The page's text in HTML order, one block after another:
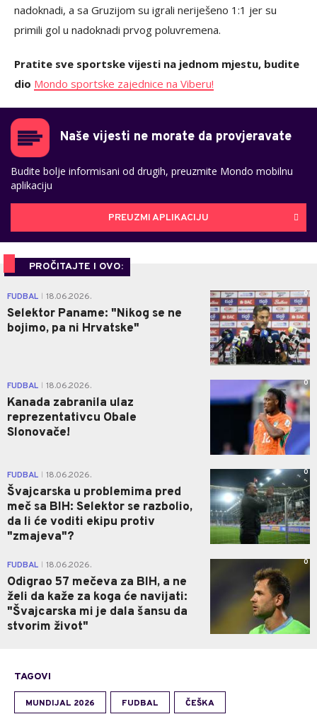
nadoknadi, a sa Gruzijom su igrali neriješeno 1:1 jer su
primili gol u nadoknadi prvog poluvremena.
Pratite sve sportske vijesti na jednom mjestu, budite
dio Mondo sportske zajednice na Viberu!
Naše vijesti ne morate da provjeravate
Budite bolje informisani od drugih, preuzmite Mondo mobilnu
aplikaciju
PREUZMI APLIKACIJU
PROČITAJTE I OVO:
FUDBAL 18.06.2026.
Selektor Paname: "Nikog se ne
bojimo, pa ni Hrvatske"
0
FUDBAL 18.06.2026.
Kanada zabranila ulaz
reprezentativcu Obale
Slonovače!
0
FUDBAL 18.06.2026.
Švajcarska u problemima pred
meč sa BIH: Selektor se razbolio,
da li će voditi ekipu protiv
"zmajeva"?
0
FUDBAL 18.06.2026.
Odigrao 57 mečeva za BIH, a ne
želi da kaže za koga će navijati:
"Švajcarska mi je dala šansu da
stvorim život"
0
TAGOVI
MUNDIJAL 2026 FUDBAL ČEŠKA